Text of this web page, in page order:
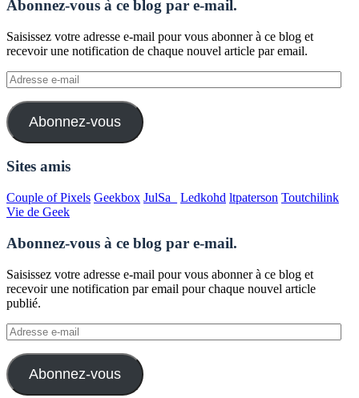
Abonnez-vous à ce blog par e-mail.
Saisissez votre adresse e-mail pour vous abonner à ce blog et
recevoir une notification de chaque nouvel article par email.
Adresse
e-
mail
Abonnez-vous
Sites amis
Couple of Pixels Geekbox JulSa_ Ledkohd ltpaterson Toutchilink
Vie de Geek
Abonnez-vous à ce blog par e-mail.
Saisissez votre adresse e-mail pour vous abonner à ce blog et
recevoir une notification par email pour chaque nouvel article
publié.
Adresse
e-
mail
Abonnez-vous